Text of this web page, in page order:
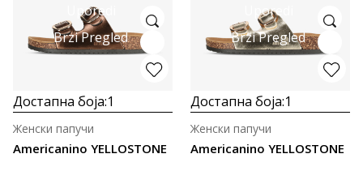
Uporedi
Brzi Pregled
Достапна боја:1
Americanino YELLOSTONE
Женски папучи
Uporedi
Brzi Pregled
Достапна боја:1
Americanino YELLOSTONE
Женски папучи